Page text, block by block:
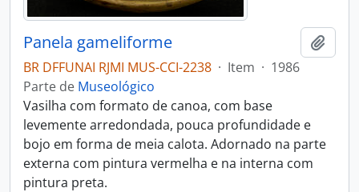
Panela gameliforme
BR DFFUNAI RJMI MUS-CCI-2238 · Item · 1986
Parte de Museológico
Vasilha com formato de canoa, com base
levemente arredondada, pouca profundidade e
bojo em forma de meia calota. Adornado na parte
externa com pintura vermelha e na interna com
pintura preta.